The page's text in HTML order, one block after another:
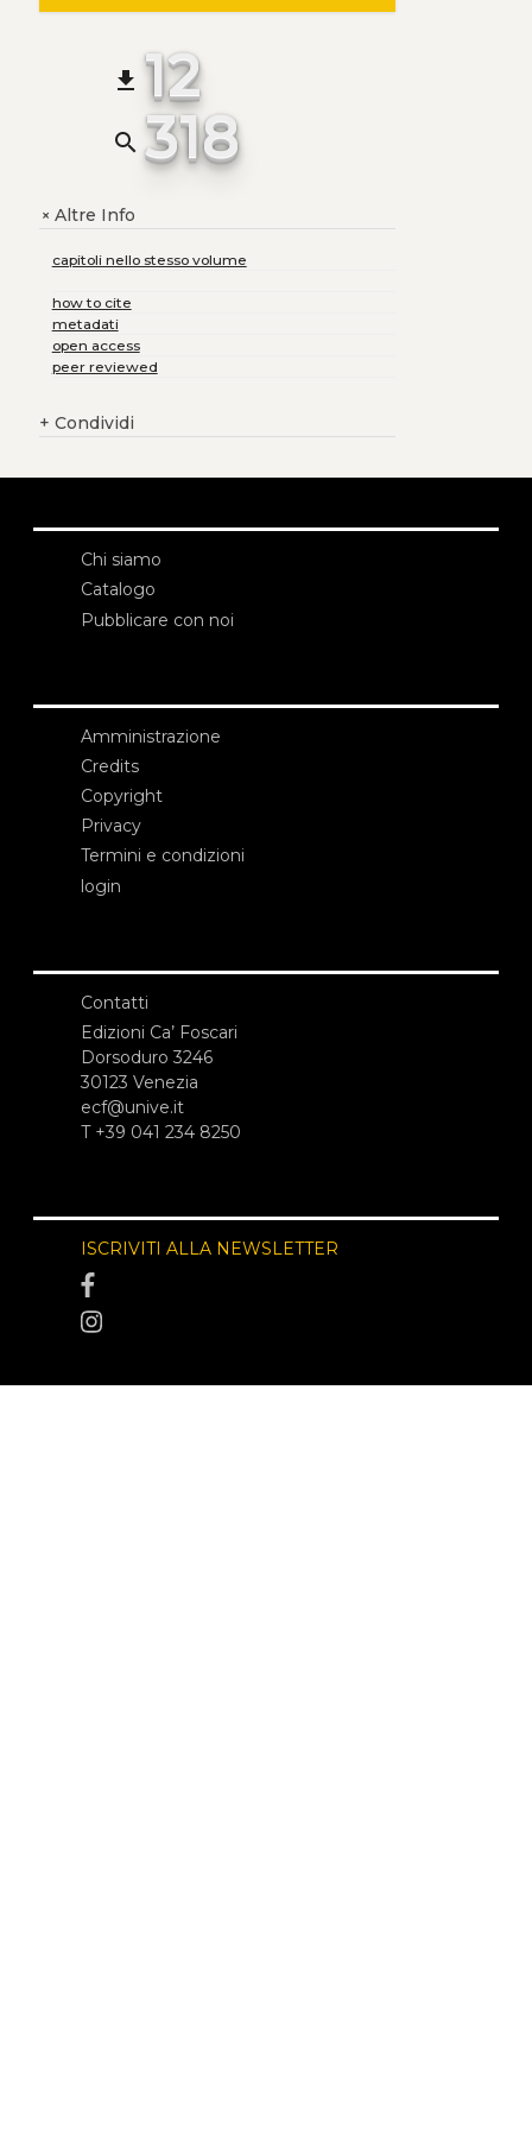
file_download 12
search 318
+Altre Info
capitoli nello stesso volume
how to cite
metadati
open access
peer reviewed
+ Condividi
Chi siamo
Catalogo
Pubblicare con noi
Amministrazione
Credits
Copyright
Privacy
Termini e condizioni
login
Contatti
Edizioni Ca’ Foscari
Dorsoduro 3246
30123 Venezia
ecf@unive.it
T +39 041 234 8250
ISCRIVITI ALLA NEWSLETTER